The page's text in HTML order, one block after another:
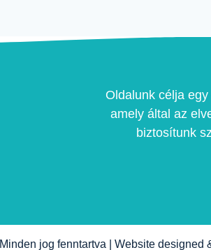
Oldalunk célja
amely által az
biztosítunk
jog fenntartva | Website designed